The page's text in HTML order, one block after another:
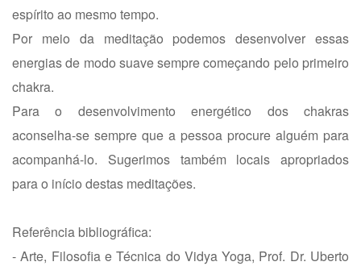
espírito ao mesmo tempo.
Por meio da meditação podemos desenvolver essas
energias de modo suave sempre começando pelo primeiro
chakra.
Para o desenvolvimento energético dos chakras
aconselha-se sempre que a pessoa procure alguém para
acompanhá-lo. Sugerimos também locais apropriados
para o início destas meditações.
Referência bibliográfica:
- Arte, Filosofia e Técnica do Vidya Yoga, Prof. Dr. Uberto